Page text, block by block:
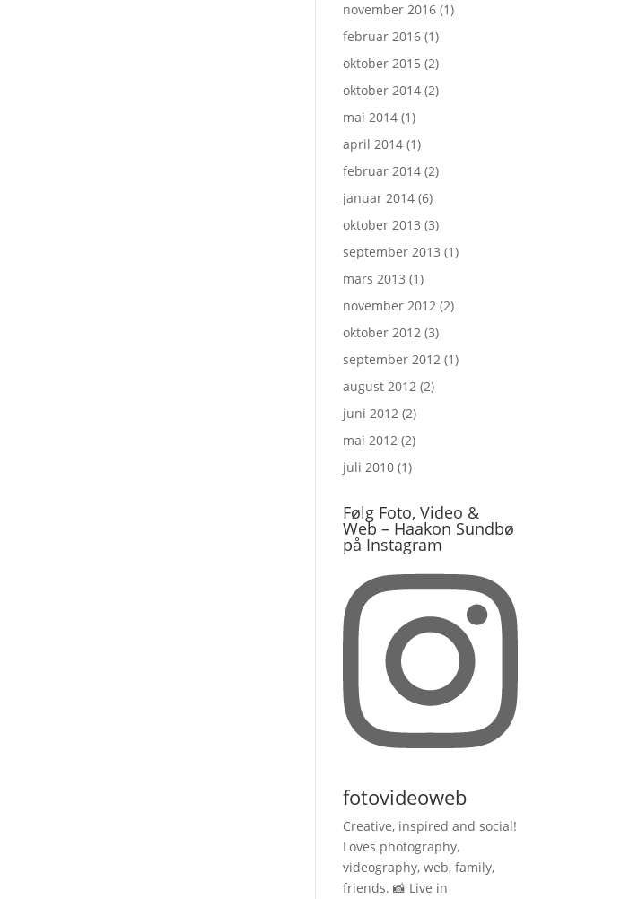
november 2016 (1)
februar 2016 (1)
oktober 2015 (2)
oktober 2014 (2)
mai 2014 (1)
april 2014 (1)
februar 2014 (2)
januar 2014 (6)
oktober 2013 (3)
september 2013 (1)
mars 2013 (1)
november 2012 (2)
oktober 2012 (3)
september 2012 (1)
august 2012 (2)
juni 2012 (2)
mai 2012 (2)
juli 2010 (1)
Følg Foto, Video &
Web – Haakon Sundbø
på Instagram
fotovideoweb
Creative, inspired and social!
Loves photography,
videography, web, family,
friends. 📸 Live in